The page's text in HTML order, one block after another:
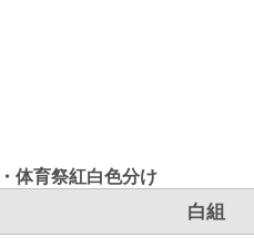
体育祭紅白色分け
白組